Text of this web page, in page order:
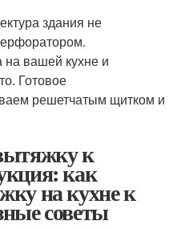
здания не
на вашей кухне и
Готовое
решетчатым щитком и
к
как
на кухне к
советы